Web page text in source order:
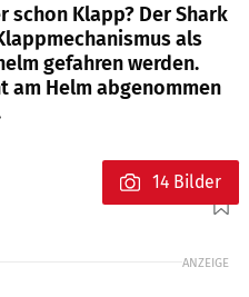
schon Klapp? Der Shark
als
gefahren werden.
am Helm abgenommen
Foto: Shark
14 Bilder
ANZEIGE